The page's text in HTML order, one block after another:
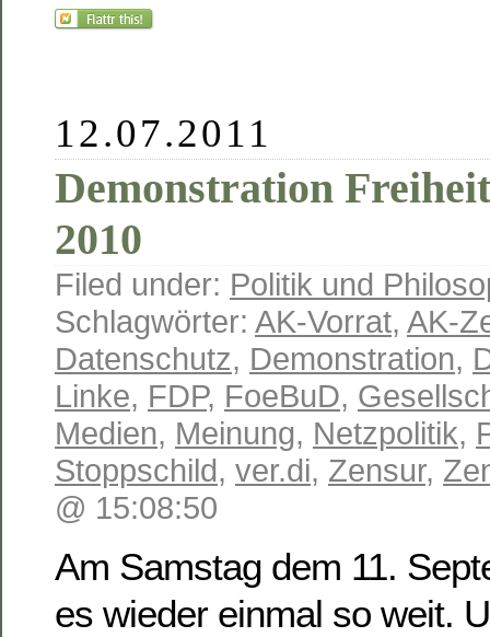
12.07.2011
Demonstration
2010
Filed under: Politik und
Schlagwörter: AK-Vorrat, AK-
Datenschutz, Demonstration,
Linke, FDP, FoeBuD,
Medien, Meinung, Netzpolitik,
Stoppschild, ver.di, Zensur,
@ 15:08:50
Am Samstag dem 11.
es wieder einmal so weit.